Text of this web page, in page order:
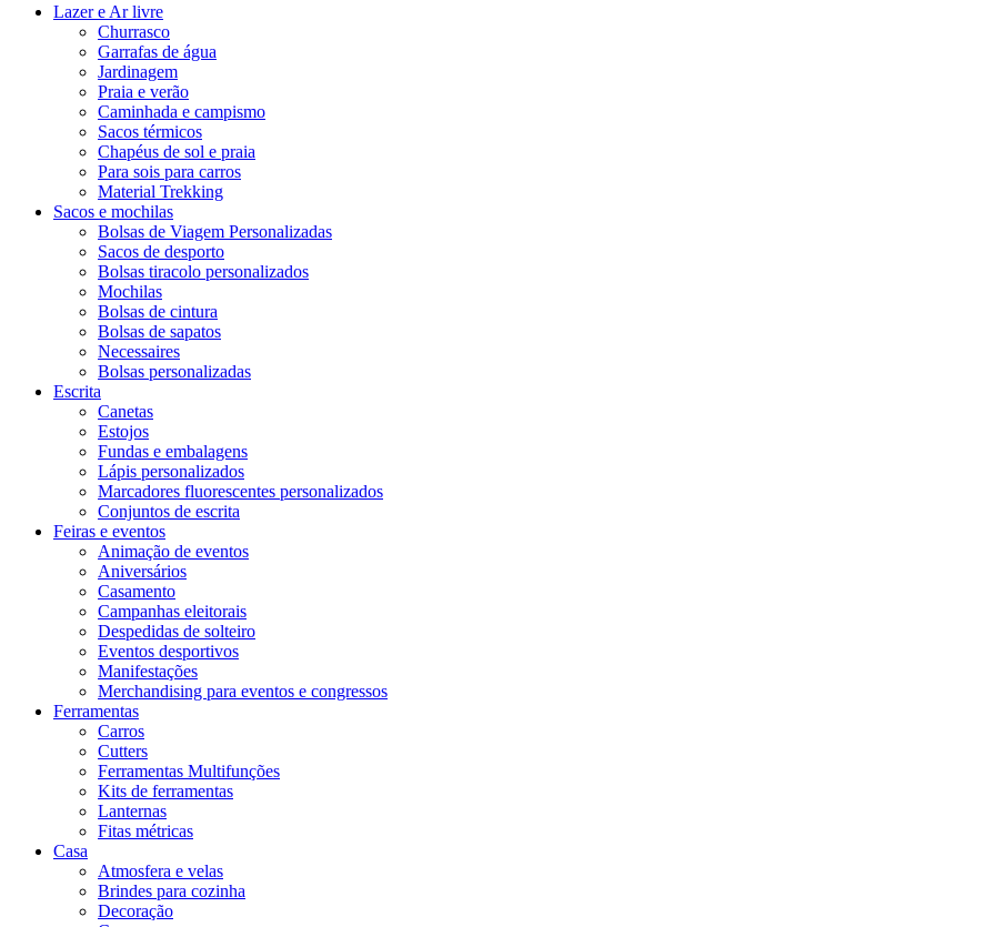
Lazer e Ar livre
Churrasco
Garrafas de água
Jardinagem
Praia e verão
Caminhada e campismo
Sacos térmicos
Chapéus de sol e praia
Para sois para carros
Material Trekking
Sacos e mochilas
Bolsas de Viagem Personalizadas
Sacos de desporto
Bolsas tiracolo personalizados
Mochilas
Bolsas de cintura
Bolsas de sapatos
Necessaires
Bolsas personalizadas
Escrita
Canetas
Estojos
Fundas e embalagens
Lápis personalizados
Marcadores fluorescentes personalizados
Conjuntos de escrita
Feiras e eventos
Animação de eventos
Aniversários
Casamento
Campanhas eleitorais
Despedidas de solteiro
Eventos desportivos
Manifestações
Merchandising para eventos e congressos
Ferramentas
Carros
Cutters
Ferramentas Multifunções
Kits de ferramentas
Lanternas
Fitas métricas
Casa
Atmosfera e velas
Brindes para cozinha
Decoração